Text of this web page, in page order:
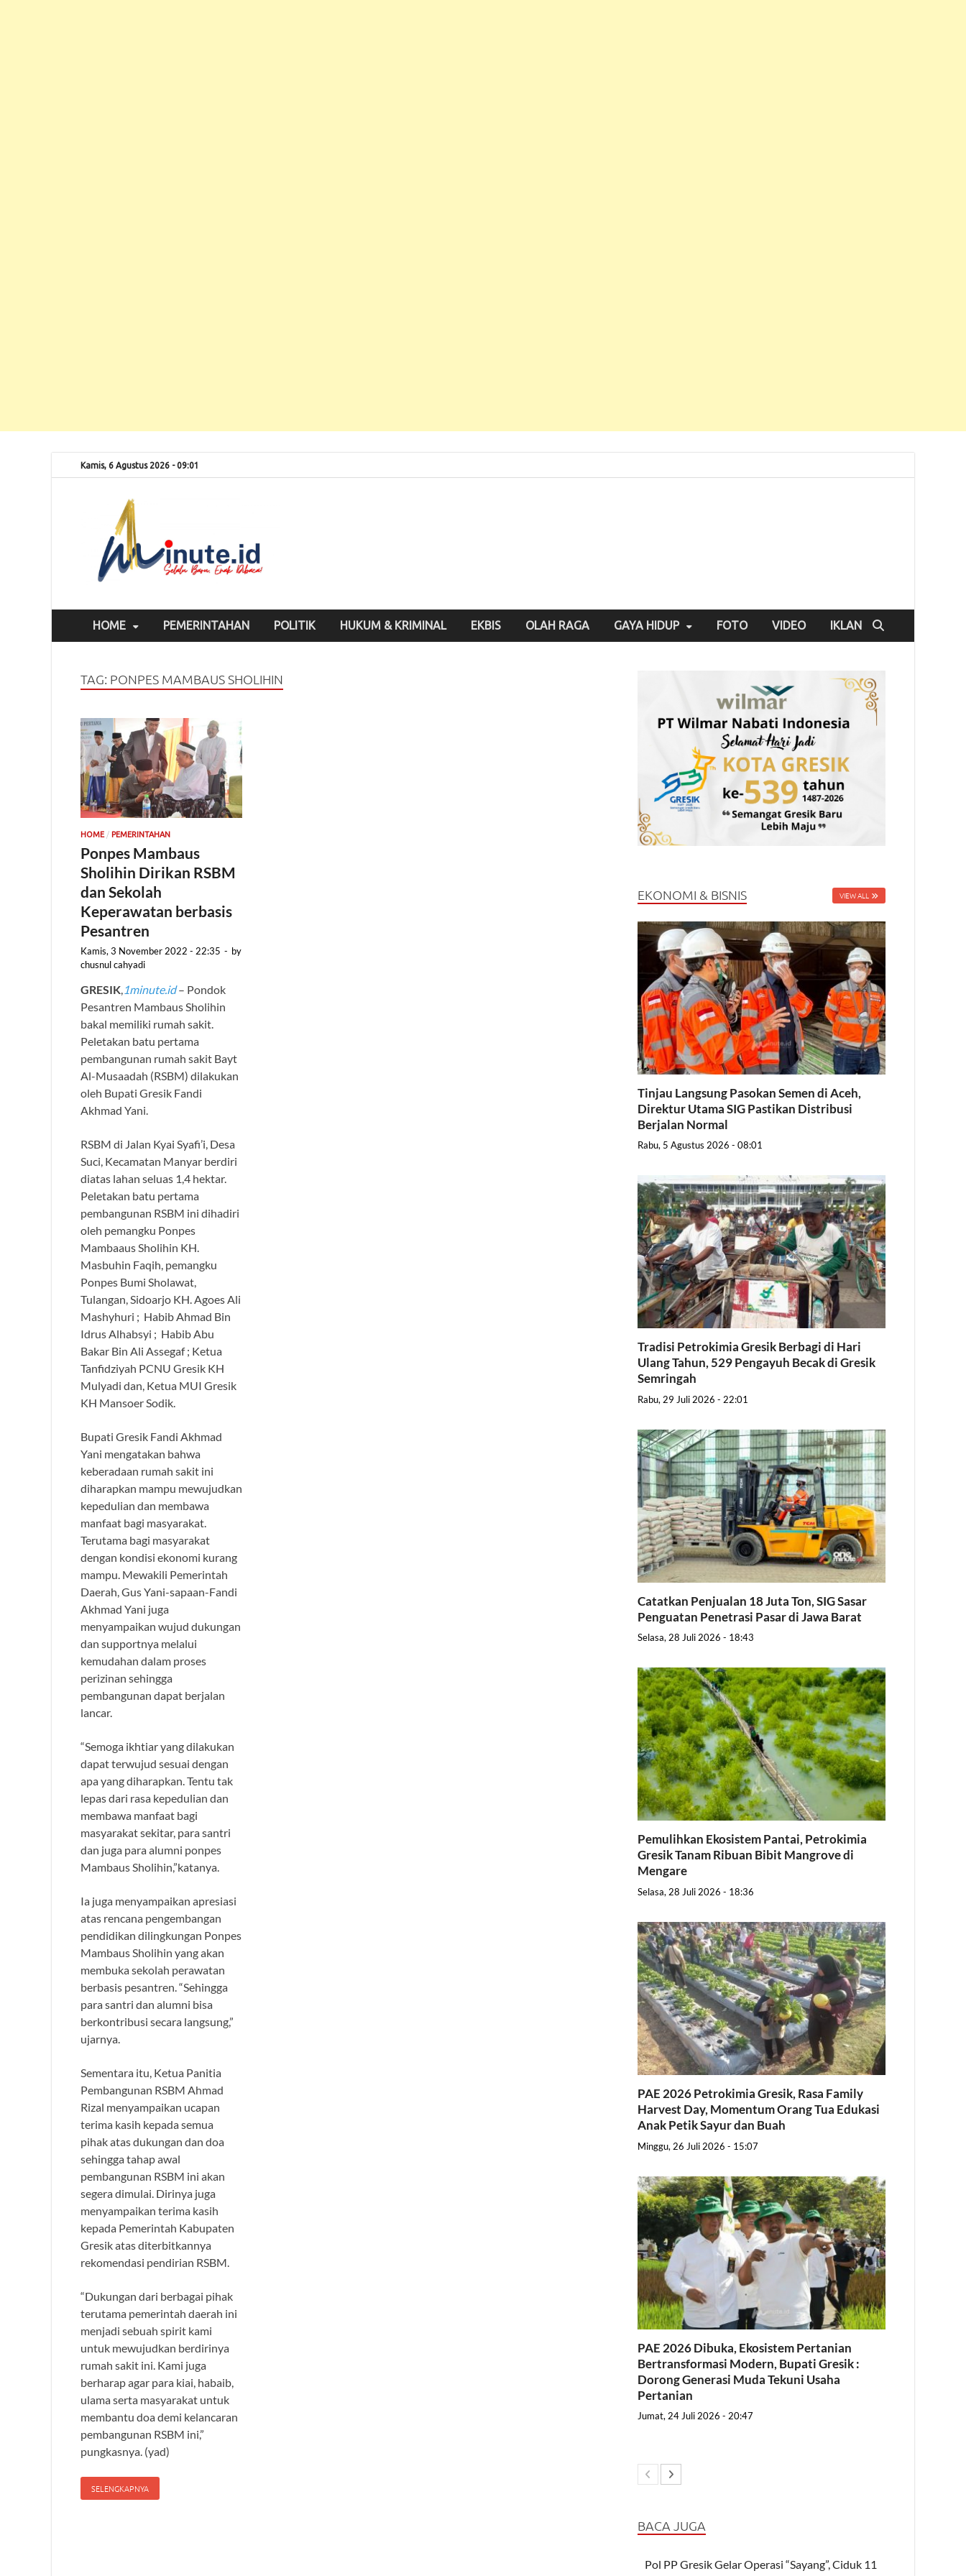
Kamis, 6 Agustus 2026 - 09:01
HOME PEMERINTAHAN POLITIK HUKUM & KRIMINAL EKBIS OLAH RAGA GAYA HIDUP FOTO VIDEO IKLAN
TAG: PONPES MAMBAUS SHOLIHIN
HOME / PEMERINTAHAN
Ponpes Mambaus
Sholihin Dirikan RSBM
dan Sekolah
Keperawatan berbasis
Pesantren
Kamis, 3 November 2022 - 22:35 - by
chusnul cahyadi
GRESIK 1minute.id– Pondok
Pesantren Mambaus Sholihin
bakal memiliki rumah sakit.
Peletakan batu pertama
pembangunan rumah sakit Bayt
Al-Musaadah (RSBM) dilakukan
oleh Bupati Gresik Fandi
Akhmad Yani.
RSBM di Jalan Kyai Syafi’i, Desa
Suci, Kecamatan Manyar berdiri
diatas lahan seluas 1,4 hektar.
Peletakan batu pertama
pembangunan RSBM ini dihadiri
oleh pemangku Ponpes
Mambaaus Sholihin KH.
Masbuhin Faqih, pemangku
Ponpes Bumi Sholawat,
Tulangan, Sidoarjo KH. Agoes Ali
Mashyhuri ; Habib Ahmad Bin
Idrus Alhabsyi ; Habib Abu
Bakar Bin Ali Assegaf ; Ketua
Tanfidziyah PCNU Gresik KH
Mulyadi dan, Ketua MUI Gresik
KH Mansoer Sodik.
Bupati Gresik Fandi Akhmad
Yani mengatakan bahwa
keberadaan rumah sakit ini
diharapkan mampu mewujudkan
kepedulian dan membawa
manfaat bagi masyarakat.
Terutama bagi masyarakat
dengan kondisi ekonomi kurang
mampu. Mewakili Pemerintah
Daerah, Gus Yani-sapaan-Fandi
Akhmad Yani juga
menyampaikan wujud dukungan
dan supportnya melalui
kemudahan dalam proses
perizinan sehingga
pembangunan dapat berjalan
lancar.
“Semoga ikhtiar yang dilakukan
dapat terwujud sesuai dengan
apa yang diharapkan. Tentu tak
lepas dari rasa kepedulian dan
membawa manfaat bagi
masyarakat sekitar, para santri
dan juga para alumni ponpes
Mambaus Sholihin,”katanya.
Ia juga menyampaikan apresiasi
atas rencana pengembangan
pendidikan dilingkungan Ponpes
Mambaus Sholihin yang akan
membuka sekolah perawatan
berbasis pesantren. “Sehingga
para santri dan alumni bisa
berkontribusi secara langsung,”
ujarnya.
Sementara itu, Ketua Panitia
Pembangunan RSBM Ahmad
Rizal menyampaikan ucapan
terima kasih kepada semua
pihak atas dukungan dan doa
sehingga tahap awal
pembangunan RSBM ini akan
segera dimulai. Dirinya juga
menyampaikan terima kasih
kepada Pemerintah Kabupaten
Gresik atas diterbitkannya
rekomendasi pendirian RSBM.
“Dukungan dari berbagai pihak
terutama pemerintah daerah ini
menjadi sebuah spirit kami
untuk mewujudkan berdirinya
rumah sakit ini. Kami juga
berharap agar para kiai, habaib,
ulama serta masyarakat untuk
membantu doa demi kelancaran
pembangunan RSBM ini,”
pungkasnya. (yad)
SELENGKAPNYA
EKONOMI & BISNIS VIEW ALL
Tinjau Langsung Pasokan Semen di Aceh,
Direktur Utama SIG Pastikan Distribusi
Berjalan Normal
Rabu, 5 Agustus 2026 - 08:01
Tradisi Petrokimia Gresik Berbagi di Hari
Ulang Tahun, 529 Pengayuh Becak di Gresik
Semringah
Rabu, 29 Juli 2026 - 22:01
Catatkan Penjualan 18 Juta Ton, SIG Sasar
Penguatan Penetrasi Pasar di Jawa Barat
Selasa, 28 Juli 2026 - 18:43
Pemulihkan Ekosistem Pantai, Petrokimia
Gresik Tanam Ribuan Bibit Mangrove di
Mengare
Selasa, 28 Juli 2026 - 18:36
PAE 2026 Petrokimia Gresik, Rasa Family
Harvest Day, Momentum Orang Tua Edukasi
Anak Petik Sayur dan Buah
Minggu, 26 Juli 2026 - 15:07
PAE 2026 Dibuka, Ekosistem Pertanian
Bertransformasi Modern, Bupati Gresik :
Dorong Generasi Muda Tekuni Usaha
Pertanian
Jumat, 24 Juli 2026 - 20:47
BACA JUGA
Pol PP Gresik Gelar Operasi “Sayang”, Ciduk 11